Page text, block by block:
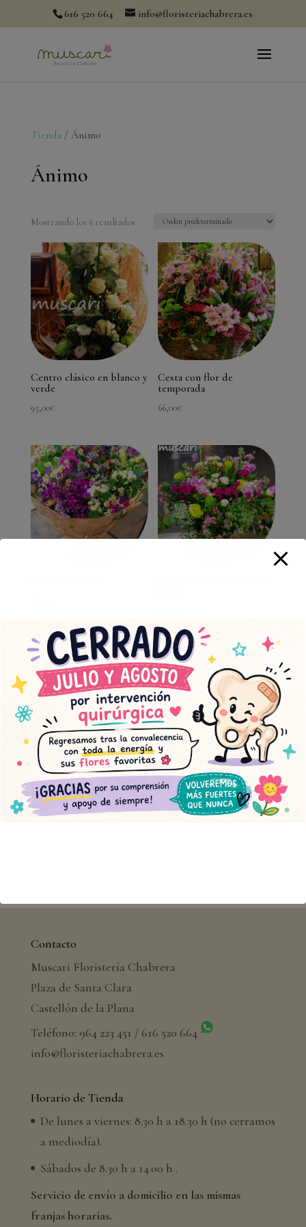
616 520 664 info@floristeriachabrera.es
Tienda/ Ánimo
Ánimo
Mostrando los 6 resultados
Centro clásico en blanco y
verde
95,00€
Cesta con flor de
temporada
66,00€
Capazo silvestre flor
fresca
76,00€
Capazo silvestre pequeño
50,00€
Contacto
Muscari Floristería Chabrera
Plaza de Santa Clara
Castellón de la Plana
Teléfono: 964 223 451 / 616 520 664
info@floristeriachabrera.es
Horario de Tienda
De lunes a viernes: 8.30 h a 18.30 h (no cerramos
a mediodía).
Sábados de 8.30 h a 14.00 h .
Servicio de envío a domicilio en las mismas
franjas horarias.
modal-check